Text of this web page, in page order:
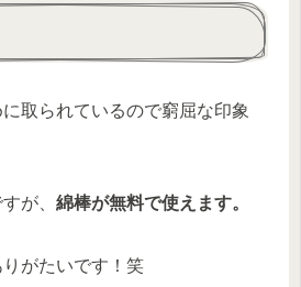
取られているので窮屈な印象
が、 綿棒が無料で使えます。
がたいです！笑